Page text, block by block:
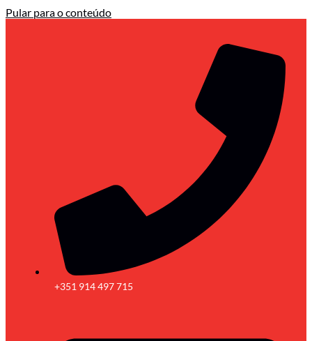
Pular para o conteúdo
+351 914 497 715